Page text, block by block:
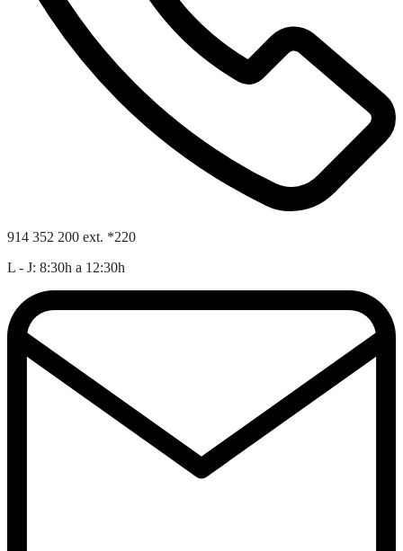
914 352 200 ext. *220
L - J: 8:30h a 12:30h